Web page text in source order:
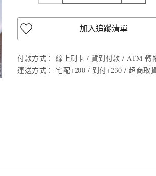
加入追蹤清單
付款方式： 線上刷卡 / 貨到付款 / ATM 轉
運送方式：
宅配+200 / 到付+230 / 超商取